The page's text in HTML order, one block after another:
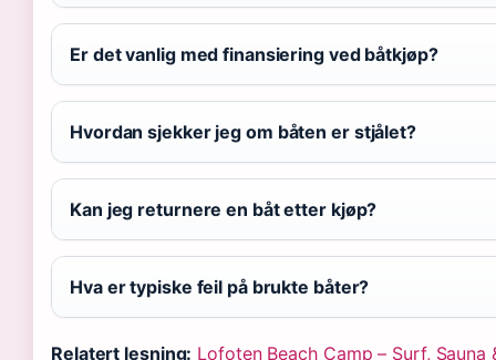
Er det vanlig med finansiering ved båtkjøp?
Hvordan sjekker jeg om båten er stjålet?
Kan jeg returnere en båt etter kjøp?
Hva er typiske feil på brukte båter?
Relatert lesning: Lofoten Beach Camp – Surf, Sauna